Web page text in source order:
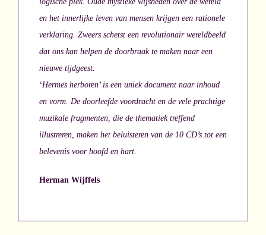
en het innerlijke leven van mensen krijgen een rationele
verklaring. Zweers schetst een revolutionair wereldbeeld
dat ons kan helpen de doorbraak te maken naar een
nieuwe tijdgeest.
‘Hermes herboren’ is een uniek document naar inhoud
en vorm. De doorleefde voordracht en de vele prachtige
muzikale fragmenten, die de thematiek treffend
illustreren, maken het beluisteren van de 10 CD’s tot een
belevenis voor hoofd en hart.
Herman Wijffels